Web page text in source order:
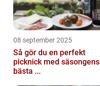
08 september 2025
Så gör du en perfekt
picknick med säsongens
bästa ...